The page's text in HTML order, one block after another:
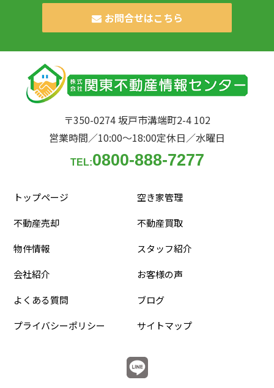
お問合せはこちら
〒350-0274 坂戸市溝端町2-4 102
営業時間／10:00〜18:00定休日／水曜日
TEL:0800-888-7277
トップページ
空き家管理
不動産売却
不動産買取
物件情報
スタッフ紹介
会社紹介
お客様の声
よくある質問
ブログ
プライバシーポリシー
サイトマップ